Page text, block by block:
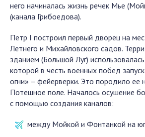
него начиналась жизнь речек Мье
(канала Грибоедова).
Петр I построил первый дворец на
Летнего и Михайловского садов.
зданием (Большой Луг)
которой в честь военных побед
огни» – фейерверки. Это породило ее
Потешное поле. Началось осушение
с помощью создания каналов:
между Мойкой и Фонтанкой на